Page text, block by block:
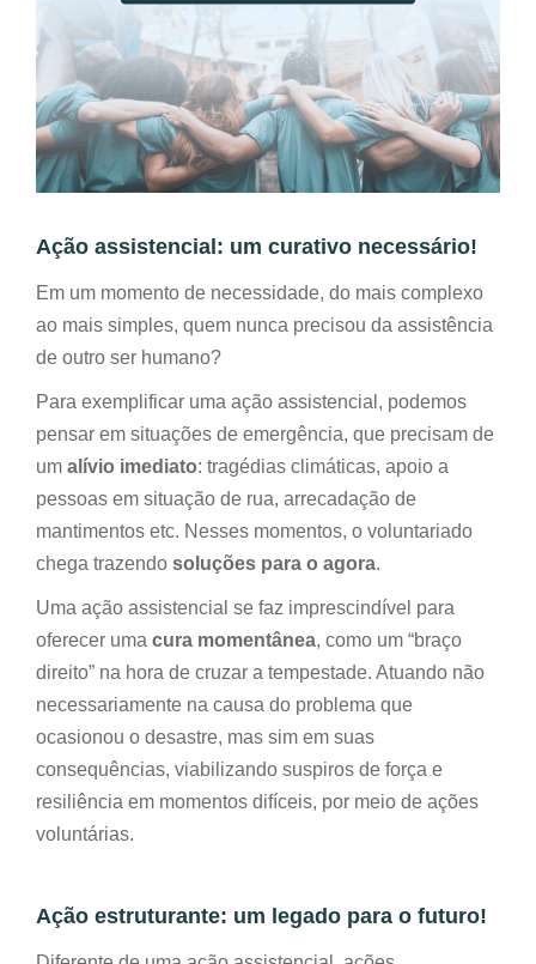
Ação assistencial: um curativo necessário!
Em um momento de necessidade, do mais complexo
ao mais simples, quem nunca precisou da assistência
de outro ser humano?
Para exemplificar uma ação assistencial, podemos
pensar em situações de emergência, que precisam de
um alívio imediato: tragédias climáticas, apoio a
pessoas em situação de rua, arrecadação de
mantimentos etc. Nesses momentos, o voluntariado
chega trazendo soluções para o agora.
Uma ação assistencial se faz imprescindível para
oferecer uma cura momentânea, como um “braço
direito” na hora de cruzar a tempestade. Atuando não
necessariamente na causa do problema que
ocasionou o desastre, mas sim em suas
consequências, viabilizando suspiros de força e
resiliência em momentos difíceis, por meio de ações
voluntárias.
Ação estruturante: um legado para o futuro!